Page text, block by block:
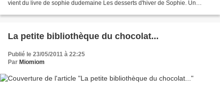
vient du livre de sophie dudemaine Les desserts d'hiver de Sophie. Un
La petite bibliothèque du chocolat...
Publié le 23/05/2011 à 22:25
Par Miomiom